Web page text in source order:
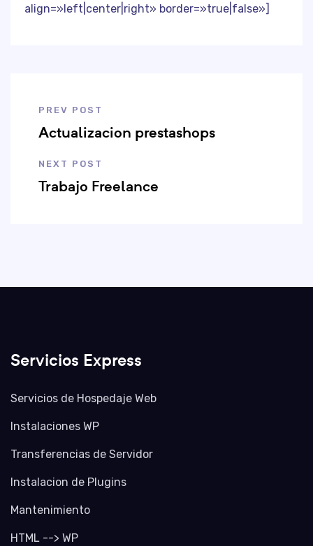
align=»left|center|right» border=»true|false»]
PREV POST
Actualizacion prestashops
NEXT POST
Trabajo Freelance
Servicios Express
Servicios de Hospedaje Web
Instalaciones WP
Transferencias de Servidor
Instalacion de Plugins
Mantenimiento
HTML --> WP